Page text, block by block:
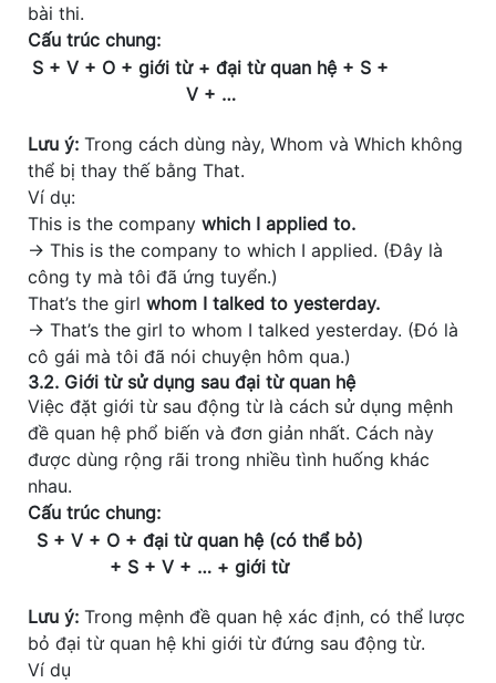
bài thi.
Cấu trúc chung:
S + V + O + giới từ + đại từ quan hệ + S +
V + …
Lưu ý: Trong cách dùng này, Whom và Which không
thể bị thay thế bằng That.
Ví dụ:
This is the company which I applied to.
→ This is the company to which I applied. (Đây là
công ty mà tôi đã ứng tuyển.)
That’s the girl whom I talked to yesterday.
→ That’s the girl to whom I talked yesterday. (Đó là
cô gái mà tôi đã nói chuyện hôm qua.)
3.2. Giới từ sử dụng sau đại từ quan hệ
Việc đặt giới từ sau động từ là cách sử dụng mệnh
đề quan hệ phổ biến và đơn giản nhất. Cách này
được dùng rộng rãi trong nhiều tình huống khác
nhau.
Cấu trúc chung:
S + V + O + đại từ quan hệ (có thể bỏ)
+ S + V + … + giới từ
Lưu ý: Trong mệnh đề quan hệ xác định, có thể lược
bỏ đại từ quan hệ khi giới từ đứng sau động từ.
Ví dụ